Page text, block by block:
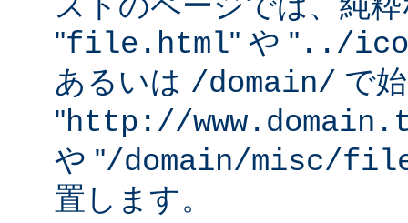
"file.html" や " ../
あるいは /domain/ で
"http://
や "/domain/misc/
置します。